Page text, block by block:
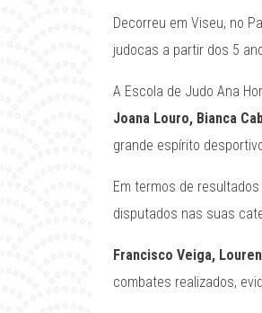
Decorreu em Viseu, no
judocas a partir dos 5
A Escola de Judo Ana
Joana Louro, Bianca
grande espírito
Em termos de resultados
disputados nas suas
Francisco Veiga,
combates realizados,